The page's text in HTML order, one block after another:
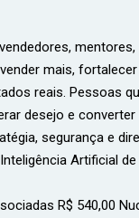
mais,
reais. Pessoas
desejo e converter
segurança e
Artificial
R$ 540,00